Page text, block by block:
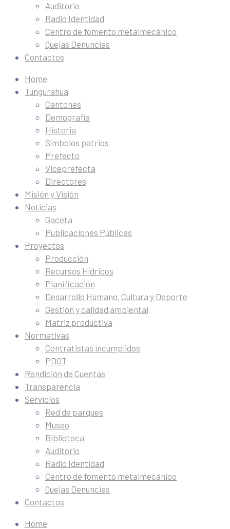
Auditorio
Radio Identidad
Centro de fomento metalmecánico
Quejas Denuncias
Contactos
Home
Tungurahua
Cantones
Demografía
Historia
Símbolos patrios
Prefecto
Viceprefecta
Directores
Misión y Visión
Noticias
Gaceta
Publicaciones Públicas
Proyectos
Producción
Recursos Hídricos
Planificación
Desarrollo Humano, Cultura y Deporte
Gestión y calidad ambiental
Matriz productiva
Normativas
Contratistas incumplidos
PDOT
Rendición de Cuentas
Transparencia
Servicios
Red de parques
Museo
Biblioteca
Auditorio
Radio Identidad
Centro de fomento metalmecánico
Quejas Denuncias
Contactos
Home